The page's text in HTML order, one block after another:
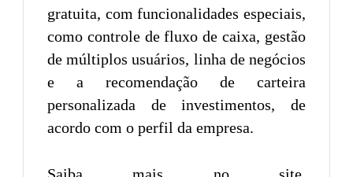
gratuita, com funcionalidades especiais,
como controle de fluxo de caixa, gestão
de múltiplos usuários, linha de negócios
e a recomendação de carteira
personalizada de investimentos, de
acordo com o perfil da empresa.